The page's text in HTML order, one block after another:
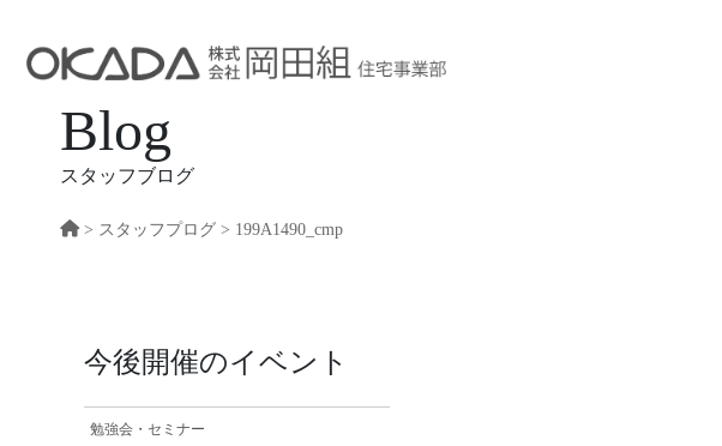
Blog
スタッフブログ
> スタッフプログ > 199A1490_cmp
今後開催のイベント
勉強会・セミナー